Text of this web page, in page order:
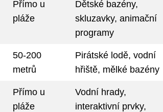
Přímo u
pláže
Dětské bazény,
skluzavky, animační
programy
50-200
metrů
Pirátské lodě, vodní
hřiště, mělké bazény
Přímo u
pláže
Vodní hrady,
interaktivní prvky,